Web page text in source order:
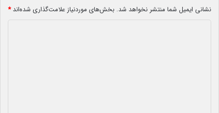
نشانی ایمیل شما منتشر نخواهد شد. بخش‌های موردنیاز علامت‌گذاری شده‌اند*